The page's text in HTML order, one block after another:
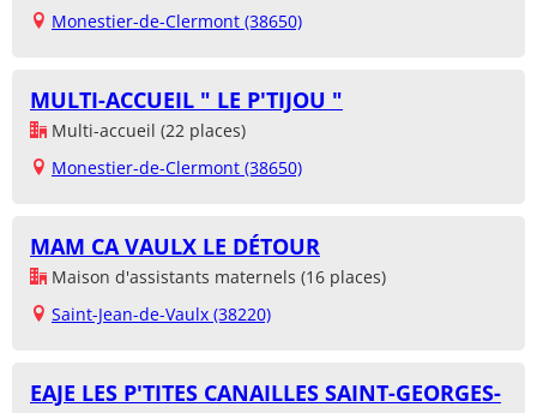
Monestier-de-Clermont (38650)
MULTI-ACCUEIL " LE P'TIJOU "
Multi-accueil (22 places)
Monestier-de-Clermont (38650)
MAM CA VAULX LE DÉTOUR
Maison d'assistants maternels (16 places)
Saint-Jean-de-Vaulx (38220)
EAJE LES P'TITES CANAILLES SAINT-GEORGES-